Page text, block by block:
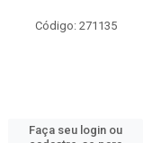
Código: 271135
Faça seu login ou